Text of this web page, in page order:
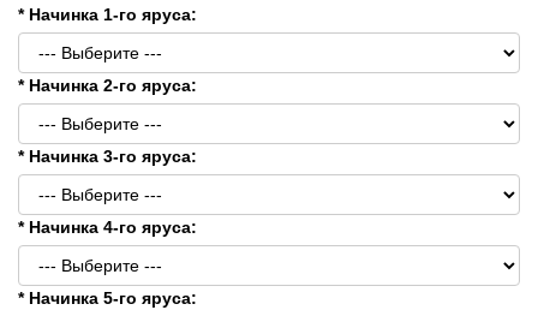
* Начинка 1-го яруса:
* Начинка 2-го яруса:
* Начинка 3-го яруса:
* Начинка 4-го яруса:
* Начинка 5-го яруса: